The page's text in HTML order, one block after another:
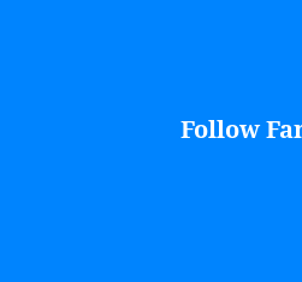
Follow